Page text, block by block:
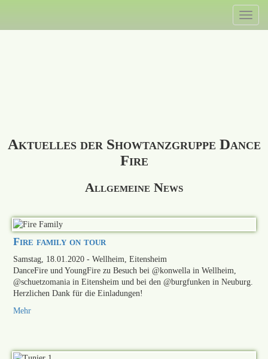
Inhalt
Toggle
Aktuelles der Showtanzgruppe Dance
Fire
Allgemeine News
Fire family on tour
Samstag, 18.01.2020 - Wellheim, Eitensheim
DanceFire und YoungFire zu Besuch bei @konwella in Wellheim,
@schuetzomania in Eitensheim und bei den @burgfunken in Neuburg.
Herzlichen Dank für die Einladungen!
Mehr